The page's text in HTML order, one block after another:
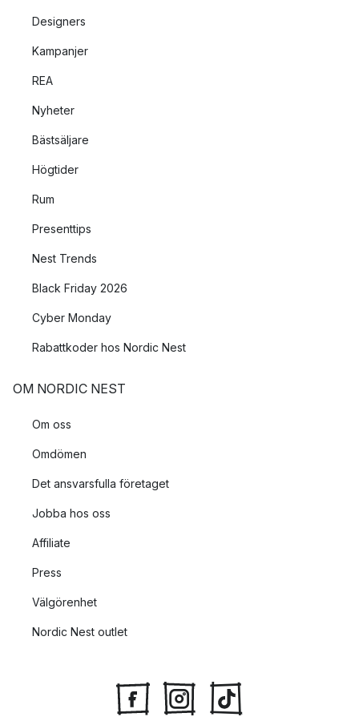
Designers
Kampanjer
REA
Nyheter
Bästsäljare
Högtider
Rum
Presenttips
Nest Trends
Black Friday 2026
Cyber Monday
Rabattkoder hos Nordic Nest
OM NORDIC NEST
Om oss
Omdömen
Det ansvarsfulla företaget
Jobba hos oss
Affiliate
Press
Välgörenhet
Nordic Nest outlet